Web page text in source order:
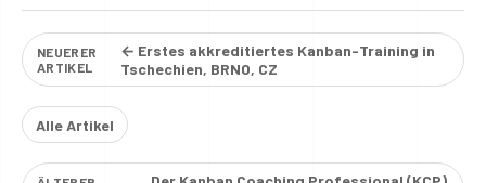
NEUERER
ARTIKEL
← Erstes akkreditiertes Kanban-Training in
Tschechien, BRNO, CZ
Alle Artikel